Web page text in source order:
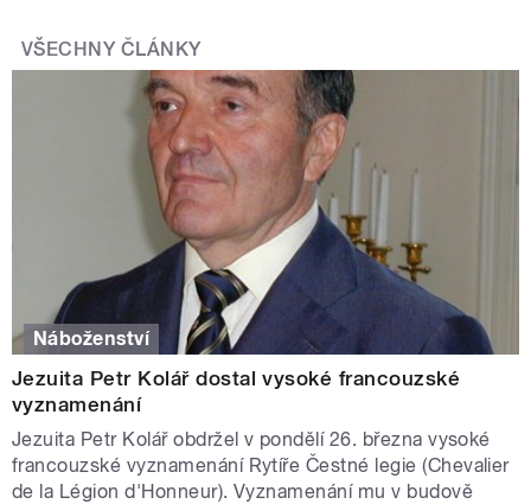
VŠECHNY ČLÁNKY
Náboženství
Jezuita Petr Kolář dostal vysoké francouzské
vyznamenání
Jezuita Petr Kolář obdržel v pondělí 26. března vysoké
francouzské vyznamenání Rytíře Čestné legie (Chevalier
de la Légion d'Honneur). Vyznamenání mu v budově